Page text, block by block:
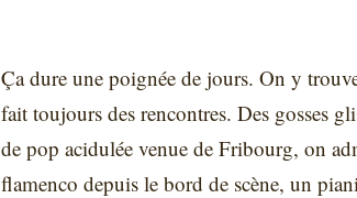
Ça dure une poignée de jours. On y
fait toujours des rencontres. Des gosses
de pop acidulée venue de Fribourg, on
flamenco depuis le bord de scène, un